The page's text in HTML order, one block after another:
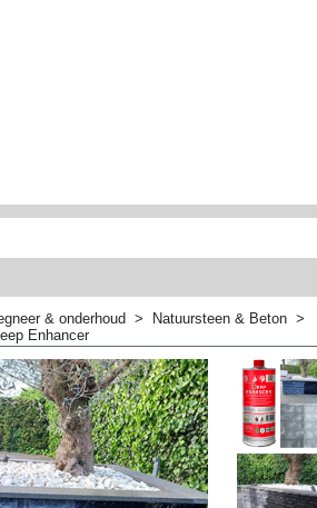
& onderhoud > Natuursteen & Beton >
Enhancer